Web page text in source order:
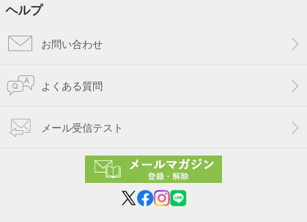
ヘルプ
お問い合わせ
よくある質問
メール受信テスト